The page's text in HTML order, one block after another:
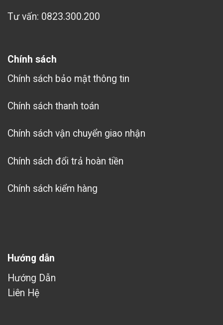
Tư vấn: 0823.300.200
Chính sách
Chính sách bảo mật thông tin
Chính sách thanh toán
Chính sách vận chuyển giao nhận
Chính sách đổi trả hoàn tiền
Chính sách kiểm hàng
Hướng dẫn
Hướng Dẫn
Liên Hệ